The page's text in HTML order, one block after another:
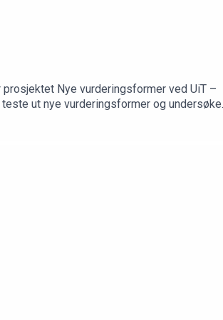
Nye vurderingsformer ved UiT –
erfaringer om hvordan de jobbet, hva de